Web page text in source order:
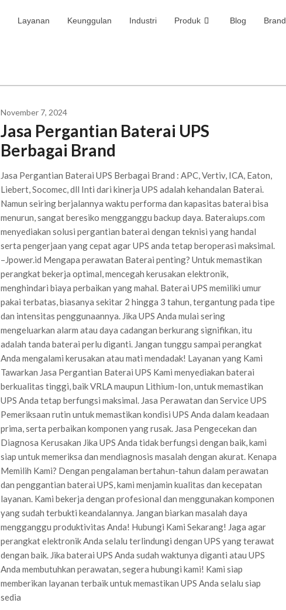
Layanan Keunggulan Industri Produk Blog Brand
November 7, 2024
Jasa Pergantian Baterai UPS
Berbagai Brand
Jasa Pergantian Baterai UPS Berbagai Brand : APC, Vertiv, ICA, Eaton,
Liebert, Socomec, dll Inti dari kinerja UPS adalah kehandalan Baterai.
Namun seiring berjalannya waktu performa dan kapasitas baterai bisa
menurun, sangat beresiko mengganggu backup daya. Bateraiups.com
menyediakan solusi pergantian baterai dengan teknisi yang handal
serta pengerjaan yang cepat agar UPS anda tetap beroperasi maksimal.
–Jpower.id Mengapa perawatan Baterai penting? Untuk memastikan
perangkat bekerja optimal, mencegah kerusakan elektronik,
menghindari biaya perbaikan yang mahal. Baterai UPS memiliki umur
pakai terbatas, biasanya sekitar 2 hingga 3 tahun, tergantung pada tipe
dan intensitas penggunaannya. Jika UPS Anda mulai sering
mengeluarkan alarm atau daya cadangan berkurang signifikan, itu
adalah tanda baterai perlu diganti. Jangan tunggu sampai perangkat
Anda mengalami kerusakan atau mati mendadak! Layanan yang Kami
Tawarkan Jasa Pergantian Baterai UPS Kami menyediakan baterai
berkualitas tinggi, baik VRLA maupun Lithium-Ion, untuk memastikan
UPS Anda tetap berfungsi maksimal. Jasa Perawatan dan Service UPS
Pemeriksaan rutin untuk memastikan kondisi UPS Anda dalam keadaan
prima, serta perbaikan komponen yang rusak. Jasa Pengecekan dan
Diagnosa Kerusakan Jika UPS Anda tidak berfungsi dengan baik, kami
siap untuk memeriksa dan mendiagnosis masalah dengan akurat. Kenapa
Memilih Kami? Dengan pengalaman bertahun-tahun dalam perawatan
dan penggantian baterai UPS, kami menjamin kualitas dan kecepatan
layanan. Kami bekerja dengan profesional dan menggunakan komponen
yang sudah terbukti keandalannya. Jangan biarkan masalah daya
mengganggu produktivitas Anda! Hubungi Kami Sekarang! Jaga agar
perangkat elektronik Anda selalu terlindungi dengan UPS yang terawat
dengan baik. Jika baterai UPS Anda sudah waktunya diganti atau UPS
Anda membutuhkan perawatan, segera hubungi kami! Kami siap
memberikan layanan terbaik untuk memastikan UPS Anda selalu siap
sedia